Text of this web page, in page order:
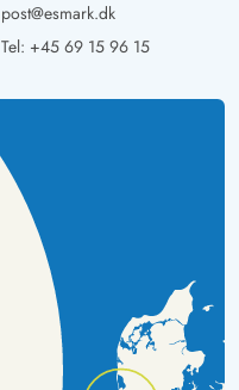
post@esmark.dk
Tel: +45 69 15 96 15